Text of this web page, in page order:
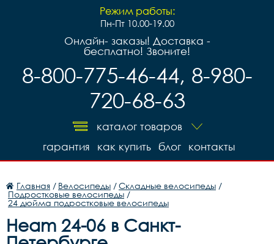
Режим работы:
Пн-Пт 10.00-19.00
Онлайн- заказы! Доставка -
бесплатно! Звоните!
8-800-775-46-44, 8-980-
720-68-63
каталог товаров
контакты
блог
как купить
гарантия
Главная / Велосипеды /Складные велосипеды /
Подростковые велосипеды /
24 дюйма подростковые велосипеды
Heam 24-06 в Санкт-